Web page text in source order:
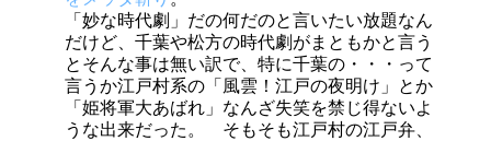
「妙な時代劇」だの何だのと言いたい放題なん
だけど、千葉や松方の時代劇がまともかと言う
とそんな事は無い訳で、特に千葉の・・・って
言うか江戸村系の「風雲！江戸の夜明け」とか
「姫将軍大あばれ」なんざ失笑を禁じ得ないよ
うな出来だった。 そもそも江戸村の江戸弁、